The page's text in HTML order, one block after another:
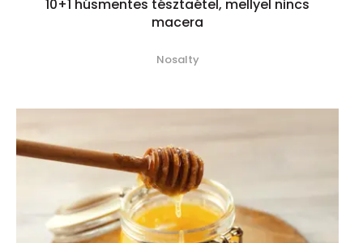
10+1 húsmentes tésztaétel, mellyel nincs
macera
Nosalty